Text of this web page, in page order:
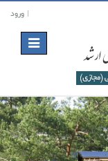
ورود
Toggle
navigation